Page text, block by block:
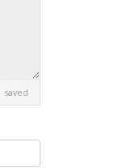
saved